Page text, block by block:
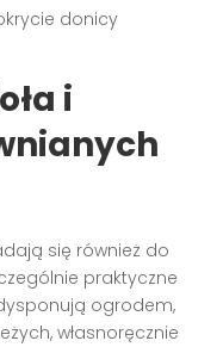
donicy
i
się również do
praktyczne
ogrodem,
własnoręcznie